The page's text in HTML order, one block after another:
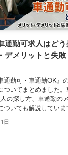
通勤可求人はどう
デメリットと失
通勤可・車通勤OK』
ついてまとめました
の探し方、車通勤の
ついても解説していま
日